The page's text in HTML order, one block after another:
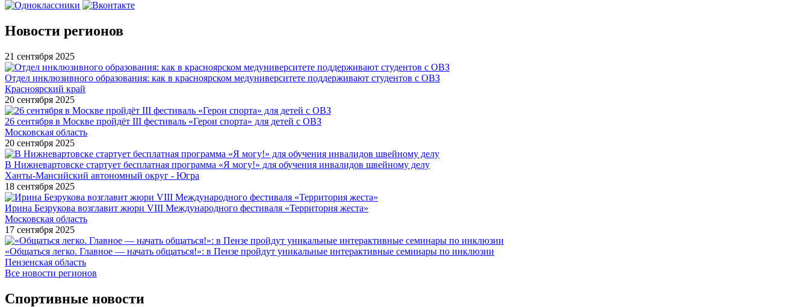
Новости регионов
21 сентября 2025
Отдел инклюзивного образования: как в красноярском медуниверситете поддерживают студентов с ОВЗ
Красноярский край
20 сентября 2025
26 сентября в Москве пройдёт III фестиваль «Герои спорта» для детей с ОВЗ
Московская область
20 сентября 2025
В Нижневартовске стартует бесплатная программа «Я могу!» для обучения инвалидов швейному делу
Ханты-Мансийский автономный округ - Югра
18 сентября 2025
Ирина Безрукова возглавит жюри VIII Международного фестиваля «Территория жеста»
Московская область
17 сентября 2025
«Общаться легко. Главное — начать общаться!»: в Пензе пройдут уникальные интерактивные семинары по инклюзии
Пензенская область
Все новости регионов
Спортивные новости